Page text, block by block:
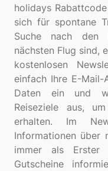
holidays
sich für spontane
Suche nach den
nächsten Flug sind,
kostenlosen
einfach Ihre E-Mail-
Daten ein und
Reiseziele aus,
erhalten. Im
Informationen über
immer als Erster
Gutscheine